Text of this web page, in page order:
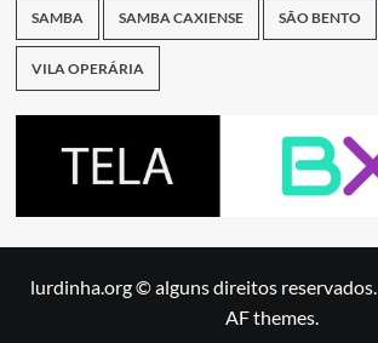
SAMBA SAMBA CAXIENSE SÃO BENTO
VILA OPERÁRIA
lurdinha.org © alguns direitos reservados.
AF themes.